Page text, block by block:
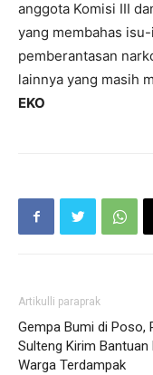
anggota Komisi III
yang membahas
pemberantasan
lainnya yang masih
EKO
Artikulli paraprak
Gempa Bumi di Poso,
Sulteng Kirim Bantuan
Warga Terdampak